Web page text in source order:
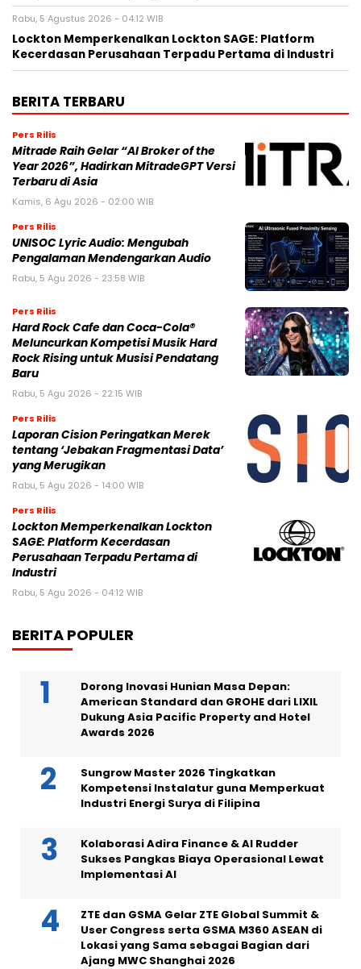
Rabu, 5 Agustus 2026 - 04:12 WIB
Lockton Memperkenalkan Lockton SAGE: Platform
Kecerdasan Perusahaan Terpadu Pertama di Industri
BERITA TERBARU
Pers Rilis
Mitrade Raih Gelar “AI Broker of the
Year 2026”, Hadirkan MitradeGPT Versi
Terbaru di Asia
Kamis, 6 Agu 2026 - 02:00 WIB
Pers Rilis
UNISOC Lyric Audio: Mengubah
Pengalaman Mendengarkan Audio
Rabu, 5 Agu 2026 - 23:58 WIB
Pers Rilis
Hard Rock Cafe dan Coca-Cola®
Meluncurkan Kompetisi Musik Hard
Rock Rising untuk Musisi Pendatang
Baru
Rabu, 5 Agu 2026 - 22:15 WIB
Pers Rilis
Laporan Cision Peringatkan Merek
tentang ‘Jebakan Fragmentasi Data’
yang Merugikan
Rabu, 5 Agu 2026 - 14:00 WIB
Pers Rilis
Lockton Memperkenalkan Lockton
SAGE: Platform Kecerdasan
Perusahaan Terpadu Pertama di
Industri
Rabu, 5 Agu 2026 - 04:12 WIB
BERITA POPULER
Dorong Inovasi Hunian Masa Depan:
American Standard dan GROHE dari LIXIL
Dukung Asia Pacific Property and Hotel
Awards 2026
Sungrow Master 2026 Tingkatkan
Kompetensi Instalatur guna Memperkuat
Industri Energi Surya di Filipina
Kolaborasi Adira Finance & AI Rudder
Sukses Pangkas Biaya Operasional Lewat
Implementasi AI
ZTE dan GSMA Gelar ZTE Global Summit &
User Congress serta GSMA M360 ASEAN di
Lokasi yang Sama sebagai Bagian dari
Ajang MWC Shanghai 2026